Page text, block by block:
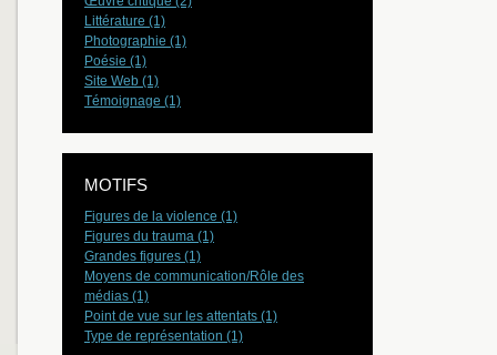
Littérature (1)
Photographie (1)
Poésie (1)
Site Web (1)
Témoignage (1)
MOTIFS
Figures de la violence (1)
Figures du trauma (1)
Grandes figures (1)
Moyens de communication/Rôle des
médias (1)
Point de vue sur les attentats (1)
Type de représentation (1)